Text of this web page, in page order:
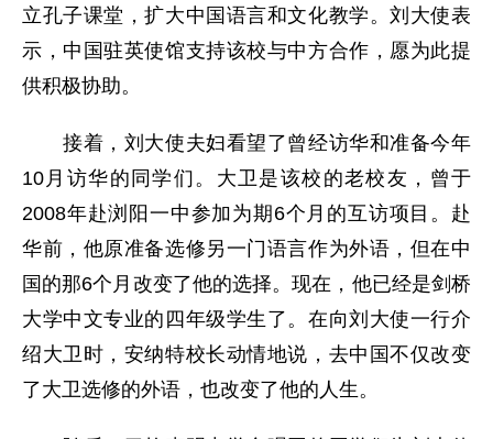
立孔子课堂，扩大中国语言和文化教学。刘大使表
示，中国驻英使馆支持该校与中方合作，愿为此提
供积极协助。
接着，刘大使夫妇看望了曾经访华和准备今年
10月访华的同学们。大卫是该校的老校友，曾于
2008年赴浏阳一中参加为期6个月的互访项目。赴
华前，他原准备选修另一门语言作为外语，但在中
国的那6个月改变了他的选择。现在，他已经是剑桥
大学中文专业的四年级学生了。在向刘大使一行介
绍大卫时，安纳特校长动情地说，去中国不仅改变
了大卫选修的外语，也改变了他的人生。